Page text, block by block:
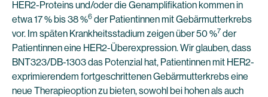
HER2-Proteins und/oder die Genamplifikation kommen in
etwa 17 % bis 38 %6 der Patientinnen mit Gebärmutterkrebs
vor. Im späten Krankheitsstadium zeigen über 50 %7 der
Patientinnen eine HER2-Überexpression. Wir glauben, dass
BNT323/DB-1303 das Potenzial hat, Patientinnen mit HER2-
exprimierendem fortgeschrittenen Gebärmutterkrebs eine
neue Therapieoption zu bieten, sowohl bei hohen als auch